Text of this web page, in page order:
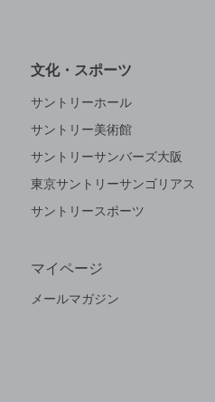
文化・スポーツ
サントリーホール
サントリー美術館
サントリーサンバーズ大阪
東京サントリーサンゴリアス
サントリースポーツ
マイページ
メールマガジン